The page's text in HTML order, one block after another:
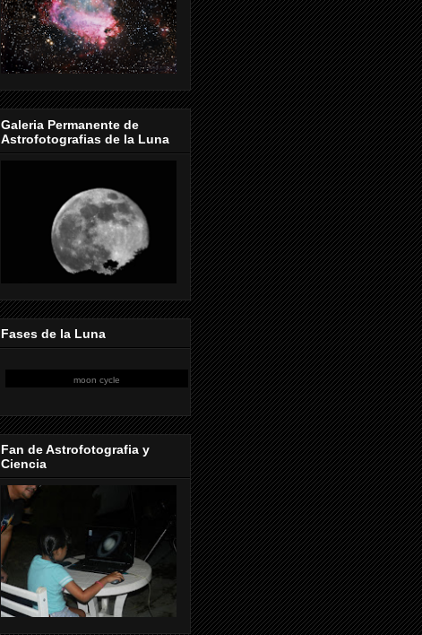
Galeria Permanente de
Astrofotografias de la Luna
Fases de la Luna
moon cycle
Fan de Astrofotografia y
Ciencia